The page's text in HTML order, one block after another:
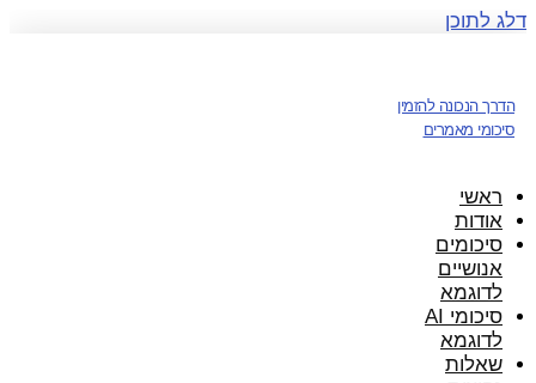
דלג לתוכן
הדרך הנכונה להזמין
סיכומי מאמרים
ראשי
אודות
סיכומים
אנושיים
לדוגמא
סיכומי AI
לדוגמא
שאלות